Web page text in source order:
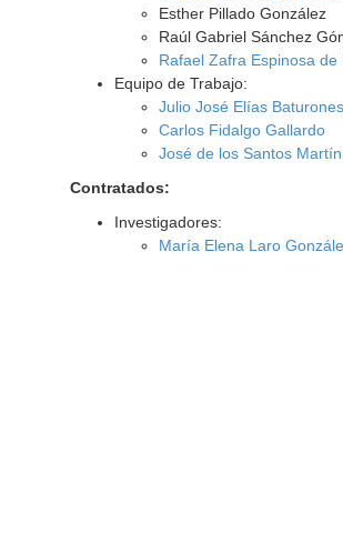
Esther Pillado González
Raúl Gabriel Sánchez
Rafael Zafra Espinosa de
Equipo de Trabajo:
Julio José Elías Baturones
Carlos Fidalgo Gallardo
José de los Santos
Contratados:
Investigadores:
María Elena Laro